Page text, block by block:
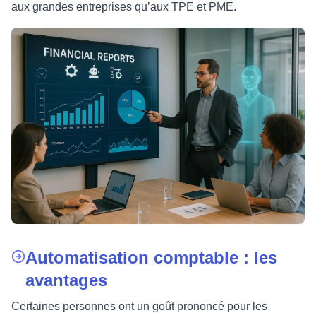
aux grandes entreprises qu’aux TPE et PME.
Automatisation comptable : les
avantages
Certaines personnes ont un goût prononcé pour les